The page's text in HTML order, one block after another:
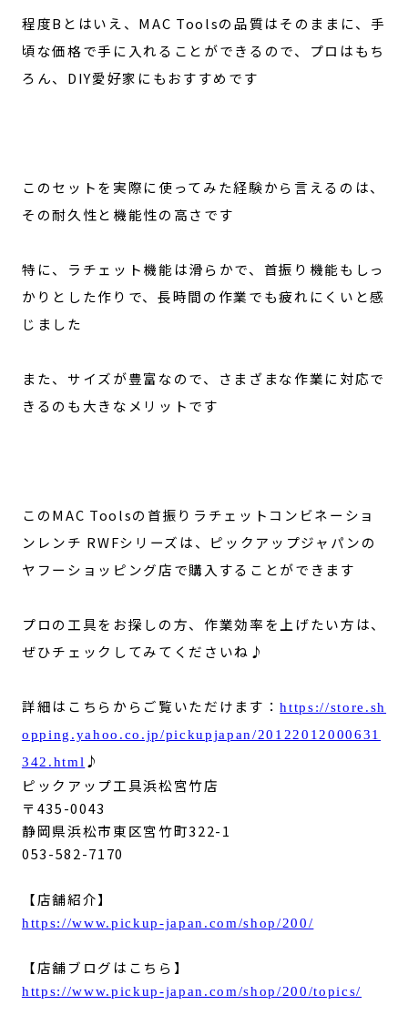
程度Bとはいえ、MAC Toolsの品質はそのままに、手
頃な価格で手に入れることができるので、プロはもち
ろん、DIY愛好家にもおすすめです
このセットを実際に使ってみた経験から言えるのは、
その耐久性と機能性の高さです
特に、ラチェット機能は滑らかで、首振り機能もしっ
かりとした作りで、長時間の作業でも疲れにくいと感
じました
また、サイズが豊富なので、さまざまな作業に対応で
きるのも大きなメリットです
このMAC Toolsの首振りラチェットコンビネーショ
ンレンチ RWFシリーズは、ピックアップジャパンの
ヤフーショッピング店で購入することができます
プロの工具をお探しの方、作業効率を上げたい方は、
ぜひチェックしてみてくださいね♪
詳細はこちらからご覧いただけます：https://store.sh
opping.yahoo.co.jp/pickupjapan/20122012000631
342.html ♪
ピックアップ工具浜松宮竹店
〒435-0043
静岡県浜松市東区宮竹町322-1
053-582-7170
【店舗紹介】
https://www.pickup-japan.com/shop/200/
【店舗ブログはこちら】
https://www.pickup-japan.com/shop/200/topics/